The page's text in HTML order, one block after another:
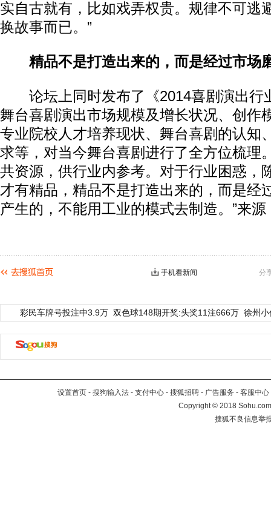
实自古就有，比如戏弄权贵。规律不可逃
换故事而已。”
精品不是打造出来的，而是经过市场
论坛上同时发布了《2014喜剧演出行
舞台喜剧演出市场规模及增长状况、创作
专业院校人才培养现状、舞台喜剧的认知
求等，对当今舞台喜剧进行了全方位梳理
共资源，供行业内参考。对于行业困惑，
才有精品，精品不是打造出来的，而是经
产生的，不能用工业的模式去制造。”来
分
手机看新闻
彩民车牌号投注中3.9万 双色球148期开奖:头奖11注666万 徐州
设置首页 - 搜狗输入法 - 支付中心 - 搜狐招聘 - 广告服务 - 客服中心
Copyright©2018
搜狐不良信息举